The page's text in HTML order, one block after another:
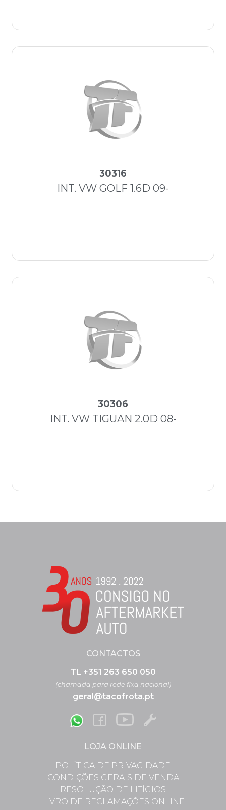
30316
INT. VW GOLF 1.6D 09-
30306
INT. VW TIGUAN 2.0D 08-
CONTACTOS
TL +351 263 650 050
(chamada para rede fixa nacional)
geral@tacofrota.pt
LOJA ONLINE
POLÍTICA DE PRIVACIDADE
CONDIÇÕES GERAIS DE VENDA
RESOLUÇÃO DE LITÍGIOS
LIVRO DE RECLAMAÇÕES ONLINE